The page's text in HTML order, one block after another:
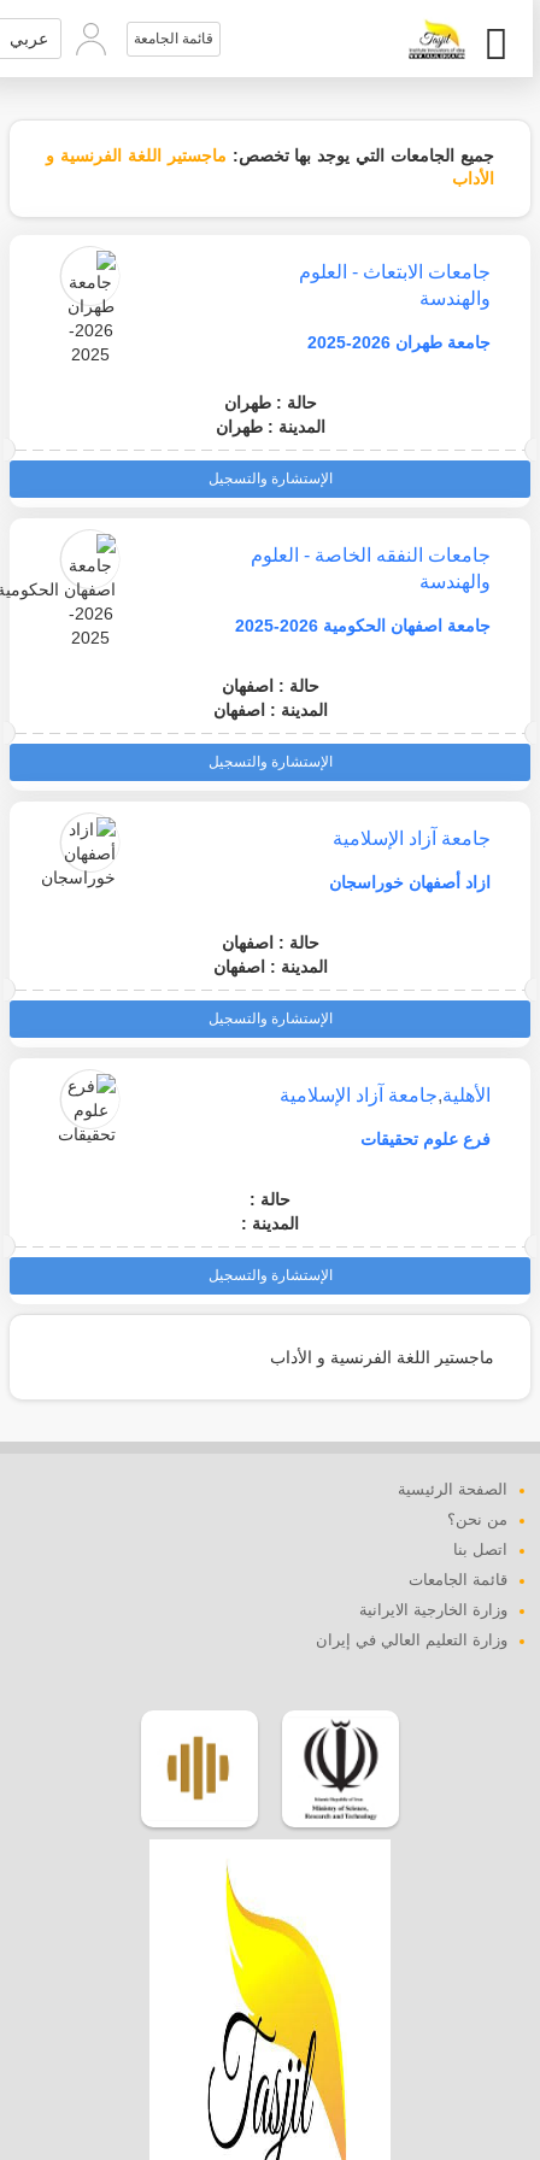
قائمة الجامعة عربي
جميع الجامعات التي يوجد بها تخصص: ماجستير اللغة الفرنسية و
الأداب
جامعات الابتعاث - العلوم
والهندسة
جامعة طهران 2026-2025
حالة : طهران
المدينة : طهران
الإستشارة والتسجيل
جامعات النفقه الخاصة - العلوم
والهندسة
جامعة اصفهان الحكومية 2026-2025
حالة : اصفهان
المدينة : اصفهان
الإستشارة والتسجيل
جامعة آزاد الإسلامية
ازاد أصفهان خوراسجان
حالة : اصفهان
المدينة : اصفهان
الإستشارة والتسجيل
الأهلية,جامعة آزاد الإسلامية
فرع علوم تحقيقات
حالة :
المدينة :
الإستشارة والتسجيل
ماجستير اللغة الفرنسية و الأداب
الصفحة الرئيسية
من نحن؟
اتصل بنا
قائمة الجامعات
وزارة الخارجية الايرانية
وزارة التعليم العالي في إيران